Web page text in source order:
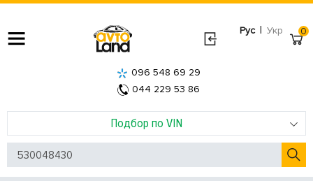
Рус | Укр
Подбор по VIN
096 548 69 29
044 229 53 86
0